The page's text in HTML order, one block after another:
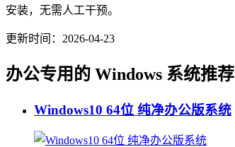
安装，无需人工干预。
更新时间：2026-04-23
办公专用的 Windows 系统推荐
Windows10 64位 纯净办公版系统